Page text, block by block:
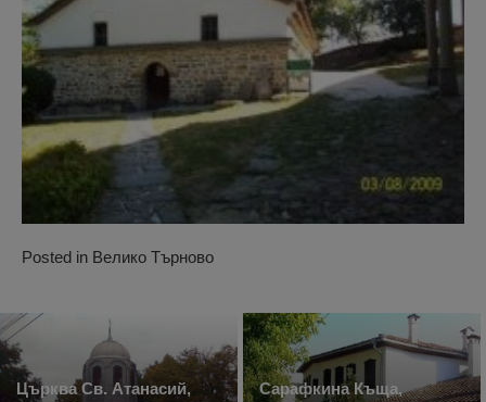
Posted in Велико Търново
Църква Св. Атанасий,
Сарафкина Къща,